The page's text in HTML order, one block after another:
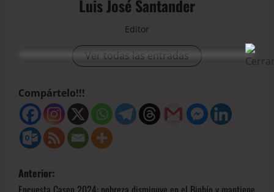
Luis José Santander
Editor
Ver todas las entradas
Compártelo!!!
Anterior: